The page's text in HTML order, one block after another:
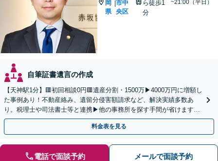
岡
県
|市中
央区
ら徒歩1
分
~21:00（平日）
自筆証書遺言の作成
【天神駅1分】🟥初回相談0円🟥遺産分割・1500万▶4000万円に増額し
た事例あり！不動産絡み、遺留分侵害額請求など、解決実績多数あ
り。税理士や司法書士等と連携▶他の事務所を探す手間が省けます！
不動産会社と連携し無料査定&財産調査も◎
料金表を見る
電話で面談予約 メールで面談予約